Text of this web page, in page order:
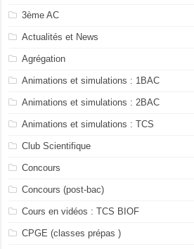
3ème AC
Actualités et News
Agrégation
Animations et simulations : 1BAC
Animations et simulations : 2BAC
Animations et simulations : TCS
Club Scientifique
Concours
Concours (post-bac)
Cours en vidéos : TCS BIOF
CPGE (classes prépas )